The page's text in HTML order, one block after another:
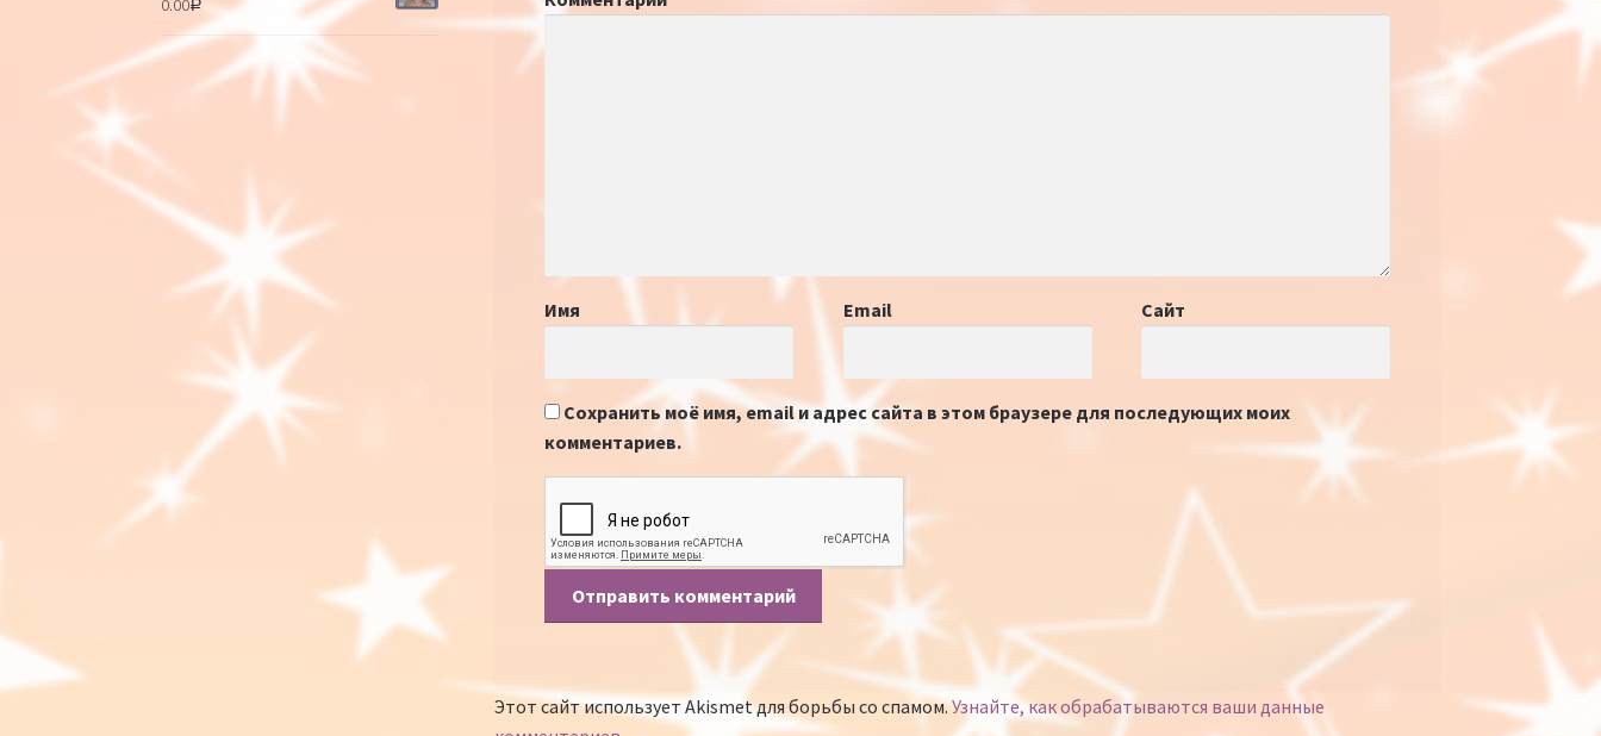
Имя Email Сайт
Сохранить моё имя, email и адрес сайта в этом браузере для последующих моих
комментариев.
Этот сайт использует Akismet для борьбы со спамом.Узнайте, как обрабатываются ваши данные
0.00Р